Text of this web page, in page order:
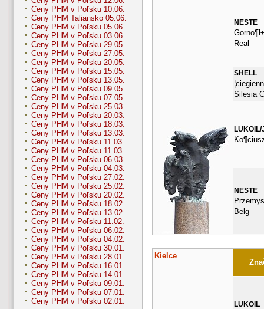
Ceny PHM v Poľsku 10.06.
Ceny PHM Taliansko 05.06.
Ceny PHM v Poľsku 05.06.
Ceny PHM v Poľsku 03.06.
Ceny PHM v Poľsku 29.05.
Ceny PHM v Poľsku 27.05.
Ceny PHM v Poľsku 20.05.
Ceny PHM v Poľsku 15.05.
Ceny PHM v Poľsku 13.05.
Ceny PHM v Poľsku 09.05.
Ceny PHM v Poľsku 07.05.
Ceny PHM v Poľsku 25.03.
Ceny PHM v Poľsku 20.03.
Ceny PHM v Poľsku 18.03.
Ceny PHM v Poľsku 13.03.
Ceny PHM v Poľsku 11.03.
Ceny PHM v Poľsku 11.03.
Ceny PHM v Poľsku 06.03.
Ceny PHM v Poľsku 04.03.
Ceny PHM v Poľsku 27.02.
Ceny PHM v Poľsku 25.02.
Ceny PHM v Poľsku 20.02.
Ceny PHM v Poľsku 18.02.
Ceny PHM v Poľsku 13.02.
Ceny PHM v Poľsku 11.02.
Ceny PHM v Poľsku 06.02.
Ceny PHM v Poľsku 04.02.
Ceny PHM v Poľsku 30.01.
Ceny PHM v Poľsku 28.01.
Ceny PHM v Poľsku 16.01.
Ceny PHM v Poľsku 14.01.
Ceny PHM v Poľsku 09.01.
Ceny PHM v Poľsku 07.01.
Ceny PHM v Poľsku 02.01.
NESTE
Real
SHELL
Silesia
LUKOIL/
NESTE
Belg
Kielce
LUKOIL